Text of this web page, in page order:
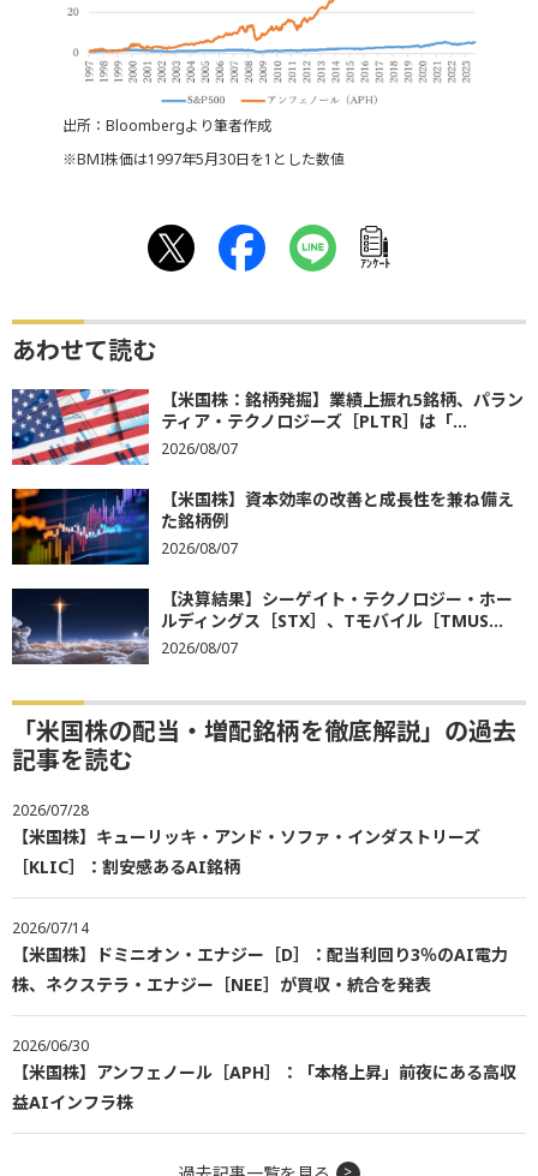
出所：Bloombergより筆者作成
※BMI株価は1997年5月30日を1とした数値
ｱﾝｹｰﾄ
あわせて読む
【米国株：銘柄発掘】業績上振れ5銘柄、パラン
ティア・テクノロジーズ［PLTR］は「...
2026/08/07
【米国株】資本効率の改善と成長性を兼ね備え
た銘柄例
2026/08/07
【決算結果】シーゲイト・テクノロジー・ホー
ルディングス［STX］、Tモバイル［TMUS...
2026/08/07
「米国株の配当・増配銘柄を徹底解説」の過去
記事を読む
2026/07/28
【米国株】キューリッキ・アンド・ソファ・インダストリーズ
［KLIC］：割安感あるAI銘柄
2026/07/14
【米国株】ドミニオン・エナジー［D］：配当利回り3％のAI電力
株、ネクステラ・エナジー［NEE］が買収・統合を発表
2026/06/30
【米国株】アンフェノール［APH］：「本格上昇」前夜にある高収
益AIインフラ株